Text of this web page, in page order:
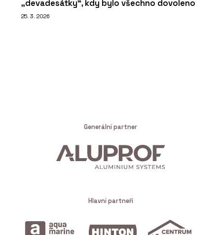
„devadesátky“, kdy bylo všechno dovoleno
25. 3. 2026
Generální partner
Hlavní partneři